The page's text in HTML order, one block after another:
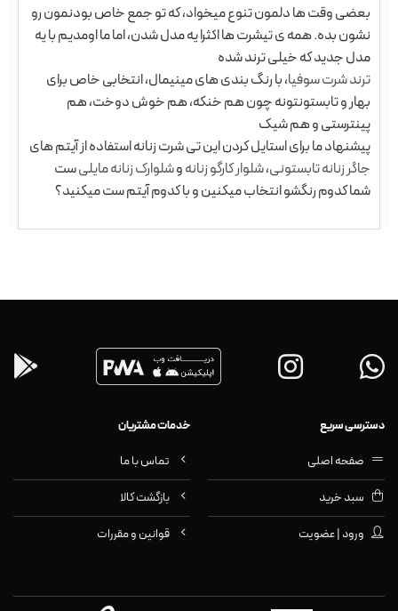
بعضی وقت ها دلمون تنوع میخواد، که تو جمع خاص بودنمون رو
نشون بده. همه ی تیشرت ها اکثرا یه مدل شدن، اما ما اومدیم با یه
مدل جدید که خیلی ترند شده
ترند شرت سوفیا، با رنگ بندی های مینیمال، انتخابی خاص برای
بهار و تابستونتونه چون هم خنکه، هم خوش دوخت، هم
پینترستی و هم شیک
پیشنهاد ما برای استایل کردن این تی شرت زنانه استفاده از آیتم های
جاگر زنانه تابستونی،شلوار کارگو زنانهوشلوارک زنانه مایلیست
شما کدوم رنگشو انتخاب میکنین و با کدوم آیتم ست میکنید؟
دسترسی سریع
صفحه اصلی
سبد خرید
ورود | عضویت
خدمات مشتریان
تماس با ما
بازگشت کالا
قوانین و مقررات